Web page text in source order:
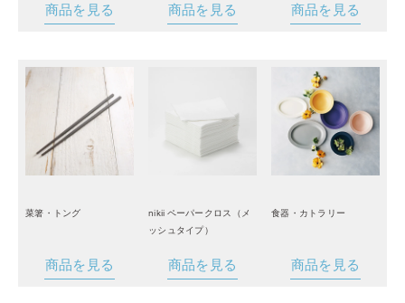
商品を見る 商品を見る 商品を見る
菜箸・トング
商品を見る
nikii ペーパークロス（メ
ッシュタイプ）
商品を見る
食器・カトラリー
商品を見る